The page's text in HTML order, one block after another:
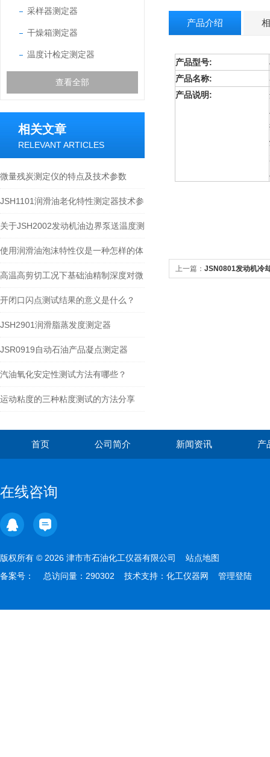
采样器测定器
干燥箱测定器
温度计检定测定器
查看全部
相关文章
RELEVANT ARTICLES
微量残炭测定仪的特点及技术参数
JSH1101润滑油老化特性测定器技术参
数
关于JSH2002发动机油边界泵送温度测
定器的详细说明
使用润滑油泡沫特性仪是一种怎样的体
验？
高温高剪切工况下基础油精制深度对微
量残炭形成的影响
开闭口闪点测试结果的意义是什么？
JSH2901润滑脂蒸发度测定器
JSR0919自动石油产品凝点测定器
汽油氧化安定性测试方法有哪些？
运动粘度的三种粘度测试的方法分享
产品介绍
产品型号:
产品名称:
产品说明:
上一篇： JSN0801发动机冷
首页 公司简介 新闻资讯 产
在线咨询
版权所有 © 2026 津市市石油化工仪器有限公司 站点地图
备案号：
总访问量：290302 技术支持： 化工仪器网 管理登陆